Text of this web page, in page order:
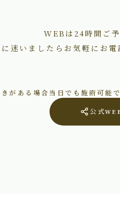
WEBは24時間ご予
迷いましたらお気軽にお電
がある場合当日でも施術可能
公式